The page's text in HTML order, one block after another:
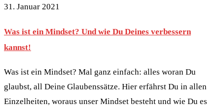
31. Januar 2021
Was ist ein Mindset? Und wie Du Deines verbessern
kannst!
Was ist ein Mindset? Mal ganz einfach: alles woran Du
glaubst, all Deine Glaubenssätze. Hier erfährst Du in allen
Einzelheiten, woraus unser Mindset besteht und wie Du es